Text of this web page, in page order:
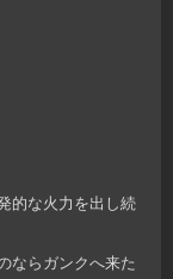
的な火力を出し続
ならガンクへ来た